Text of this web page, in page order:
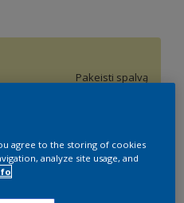
Pakeisti spalvą
l 10 l
agree to the storing of cookies
analyze site usage, and